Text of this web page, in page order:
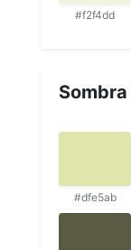
#f2f4dd
#dfe5ab